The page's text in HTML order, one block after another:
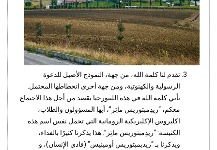
تقدم لنا كلمة الله، من جهة، النموذج الأصيل للدعوة
الرسولية والكهنوتية، ومن جهة أخرى انحطاطها المحتمل.
تأتي كلمة الله في هذه الليتورجيا بقصد من أجل هذا الاجتماع
معكم، “ريدِمبتوريس ماتِر”، أيها المسؤولون والطلاب،
اكليروس الإكليريكية الرومانية التي تحمل نفس اسم هذه
الكنيسة: “ريدِمبتوريس ماتِر”. هذا يذكرنا كثيرًا بالفداء،
ويذكرنا بـ “ريديمبتوريس أومينيس” (فادي الإنسان)، و